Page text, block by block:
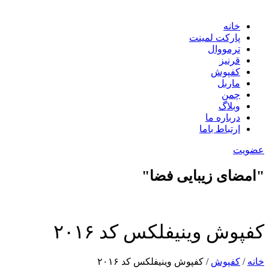
خانه
پارکت لمینت
ترمووال
قرنیز
کفپوش
ماربل
چمن
وبلاگ
درباره ما
ارتباط باما
عضویت
"امضای زیبایی فضا"
کفپوش وینیفلکس کد ۲۰۱۶
خانه / کفپوش / کفپوش وینیفلکس کد ۲۰۱۶